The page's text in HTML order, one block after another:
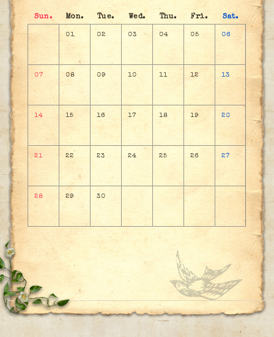
Sun. Mon. Tue. Wed. Thu. Fri. Sat.
01 02 03 04 05 06
07 08 09 10 11 12 13
14 15 16 17 18 19 20
21 22 23 24 25 26 27
28 29 30